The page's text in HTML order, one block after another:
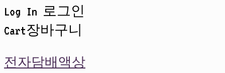
Log In 로그인
Cart장바구니
전자담배액상